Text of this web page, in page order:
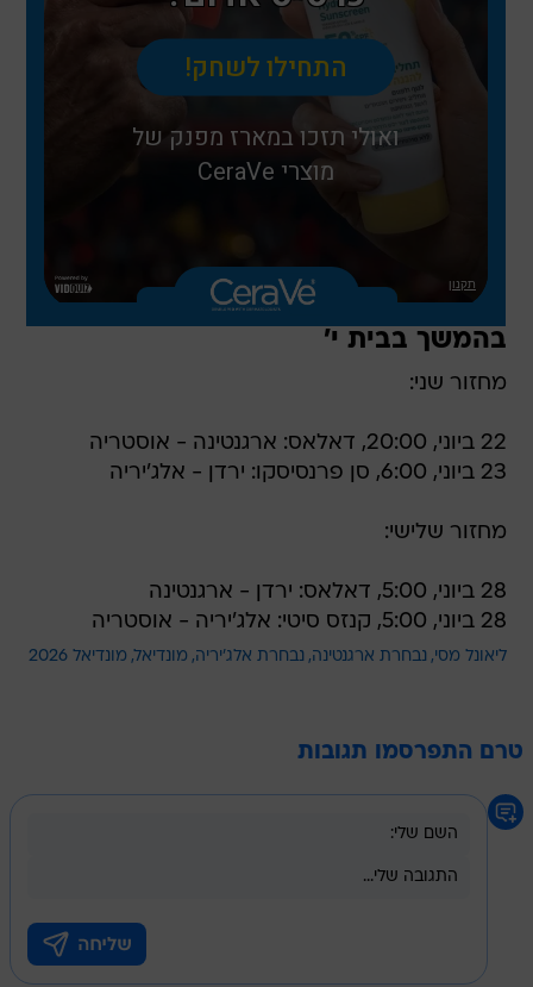
בהמשך בבית י'
מחזור שני:
22 ביוני, 20:00, דאלאס: ארגנטינה - אוסטריה
23 ביוני, 6:00, סן פרנסיסקו: ירדן - אלג'יריה
מחזור שלישי:
28 ביוני, 5:00, דאלאס: ירדן - ארגנטינה
28 ביוני, 5:00, קנזס סיטי: אלג'יריה - אוסטריה
ליאונל מסי נבחרת ארגנטינה נבחרת אלג'יריה מונדיאל מונדיאל 2026
טרם התפרסמו תגובות